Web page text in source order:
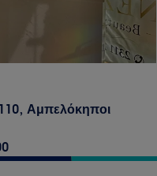
Αμπελόκηποι